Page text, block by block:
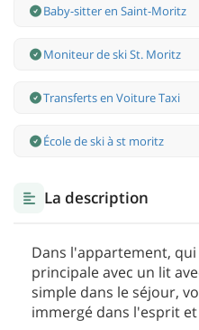
Baby-sitter en Saint-Moritz
Moniteur de ski St. Moritz
Transferts en Voiture Taxi
École de ski à st moritz
La description
Dans l'appartement,
principale avec un lit
simple dans le séjour,
immergé dans l'esprit